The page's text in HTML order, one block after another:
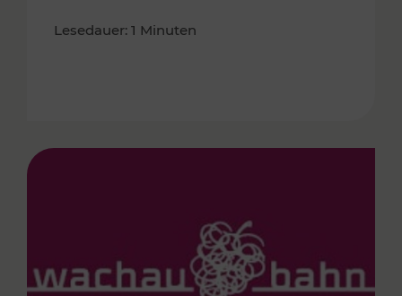
Lesedauer: 1 Minuten